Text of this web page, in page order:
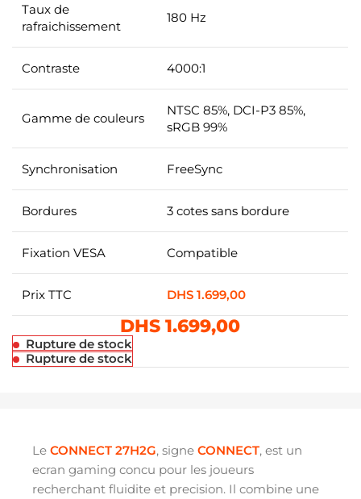
Taux de
rafraichissement
180 Hz
Contraste 4000:1
Gamme de couleurs
NTSC 85%, DCI-P3 85%,
sRGB 99%
Synchronisation FreeSync
Bordures 3 cotes sans bordure
Fixation VESA Compatible
Prix TTC DHS 1.699,00
DHS 1.699,00
Rupture de stock
Rupture de stock
Le CONNECT 27H2G, signe CONNECT, est un
ecran gaming concu pour les joueurs
recherchant fluidite et precision. Il combine une